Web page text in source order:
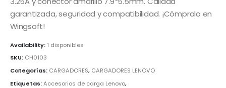
garantizada, seguridad y compatibilidad. ¡Cómpralo en
Wingsoft!
Availability: 1 disponibles
SKU: CH0103
Categorías: CARGADORES, CARGADORES LENOVO
Etiquetas:Accesorios de carga Lenovo,